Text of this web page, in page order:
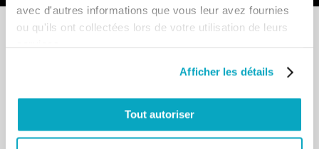
avec d'autres informations que vous leur avez fournies
ou qu'ils ont collectées lors de votre utilisation de leurs
Afficher les détails
Tout autoriser
Du lundi au vendredi